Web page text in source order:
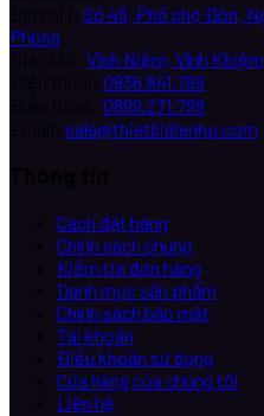
Số 46, Phố chợ Đôn,
Phòng
Vĩnh Niệm, Vĩnh
0936.841.799
0899.271.799
sale@thietbidienhp.com
Cách đặt hàng
Chính sách chung
Kiểm tra đơn hàng
Danh mục sản phẩm
Chính sách bảo mật
Tài khoản
Điều khoản sử dụng
Cửa hàng của chúng tôi
Liên hệ